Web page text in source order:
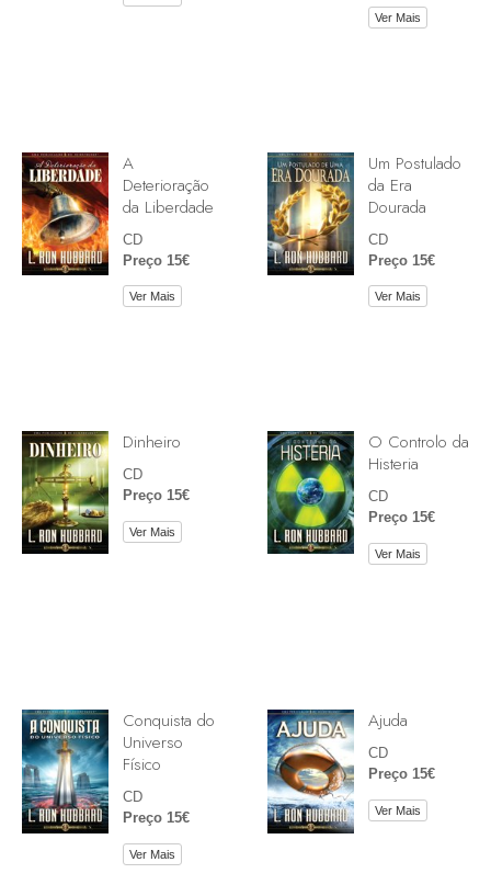
Ver Mais
A
Deterioração
da Liberdade
CD
Preço 15€
Ver Mais
Um Postulado
da Era
Dourada
CD
Preço 15€
Ver Mais
Dinheiro
CD
Preço 15€
Ver Mais
O Controlo da
Histeria
CD
Preço 15€
Ver Mais
Conquista do
Universo
Físico
CD
Preço 15€
Ver Mais
Ajuda
CD
Preço 15€
Ver Mais